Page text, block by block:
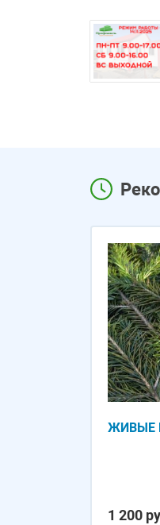
ЖИВЫЕ
1 200